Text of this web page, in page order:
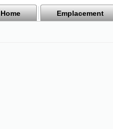
Home Emplacement